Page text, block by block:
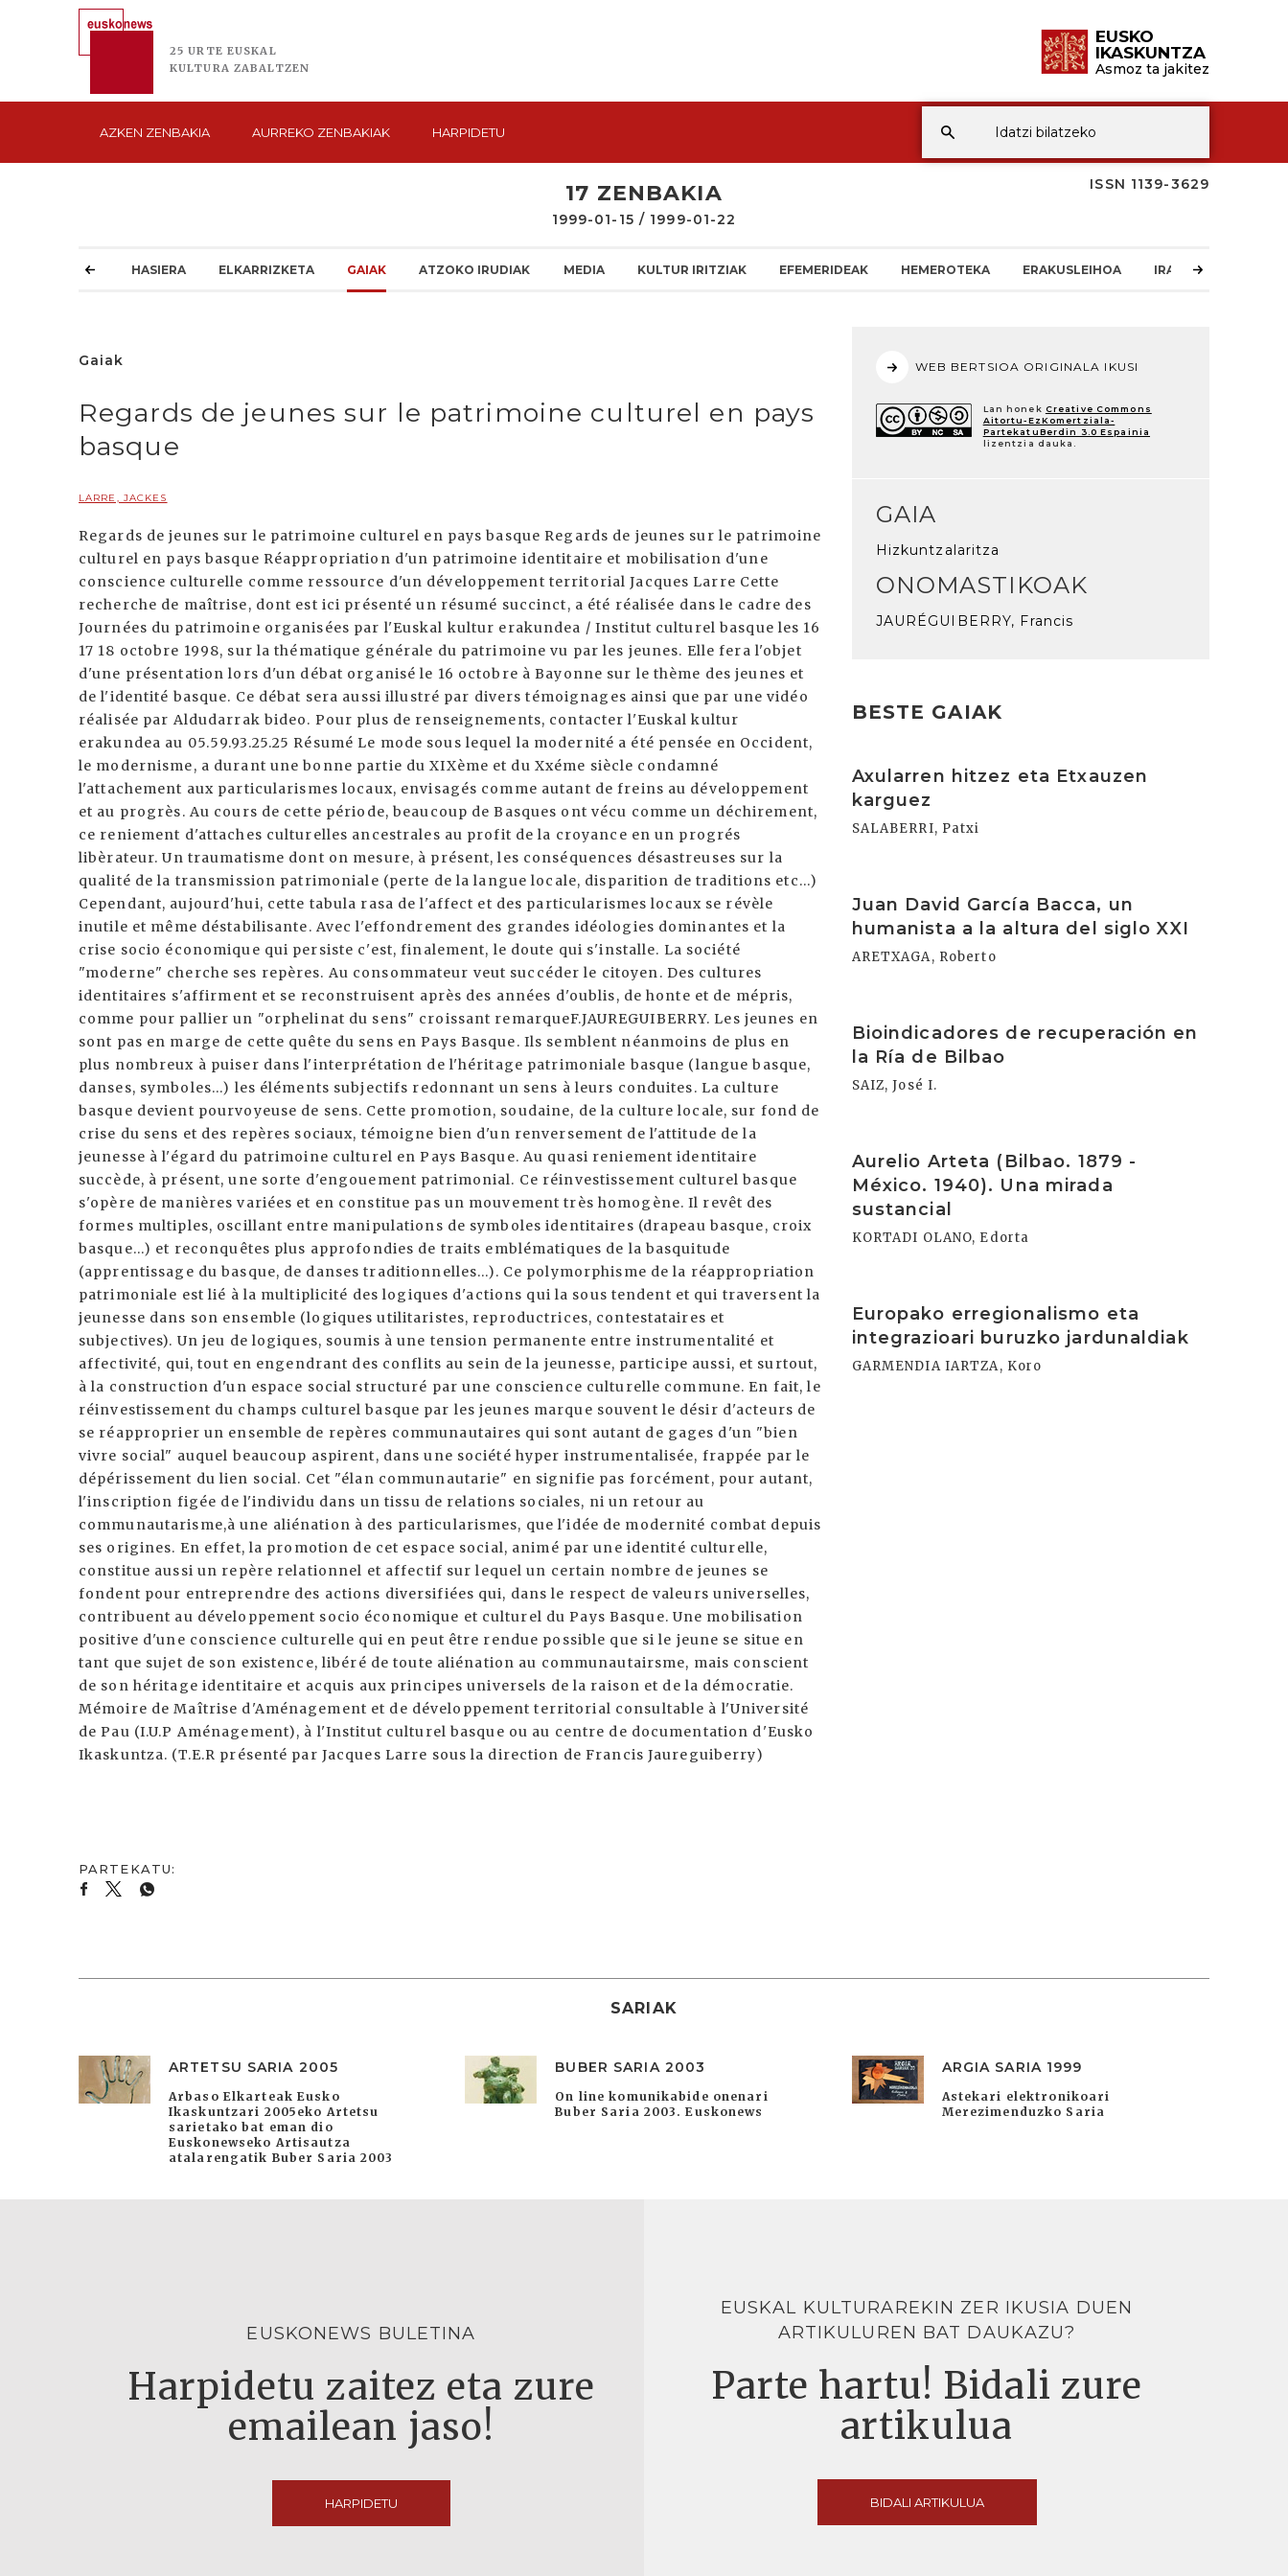
25 URTE EUSKAL
KULTURA ZABALTZEN
EUSKO
IKASKUNTZA
Asmoz ta jakitez
AZKEN ZENBAKIA AURREKO ZENBAKIAK HARPIDETU
ISSN 1139-3629
17 ZENBAKIA
1999-01-15 / 1999-01-22
HASIERA ELKARRIZKETA GAIAK ATZOKO IRUDIAK MEDIA KULTUR IRITZIAK EFEMERIDEAK HEMEROTEKA ERAKUSLEIHOA IRAKURLEAREN
Gaiak
Regards de jeunes sur le patrimoine culturel en pays
basque
LARRE, JACKES
Regards de jeunes sur le patrimoine culturel en pays basque Regards de jeunes sur le patrimoine
culturel en pays basque Réappropriation d'un patrimoine identitaire et mobilisation d'une
conscience culturelle comme ressource d'un développement territorial Jacques Larre Cette
recherche de maîtrise, dont est ici présenté un résumé succinct, a été réalisée dans le cadre des
Journées du patrimoine organisées par l'Euskal kultur erakundea / Institut culturel basque les 16
17 18 octobre 1998, sur la thématique générale du patrimoine vu par les jeunes. Elle fera l'objet
d'une présentation lors d'un débat organisé le 16 octobre à Bayonne sur le thème des jeunes et
de l'identité basque. Ce débat sera aussi illustré par divers témoignages ainsi que par une vidéo
réalisée par Aldudarrak bideo. Pour plus de renseignements, contacter l'Euskal kultur
erakundea au 05.59.93.25.25 Résumé Le mode sous lequel la modernité a été pensée en Occident,
le modernisme, a durant une bonne partie du XIXème et du Xxéme siècle condamné
l'attachement aux particularismes locaux, envisagés comme autant de freins au développement
et au progrès. Au cours de cette période, beaucoup de Basques ont vécu comme un déchirement,
ce reniement d'attaches culturelles ancestrales au profit de la croyance en un progrés
libèrateur. Un traumatisme dont on mesure, à présent, les conséquences désastreuses sur la
qualité de la transmission patrimoniale (perte de la langue locale, disparition de traditions etc...)
Cependant, aujourd'hui, cette tabula rasa de l'affect et des particularismes locaux se révèle
inutile et même déstabilisante. Avec l'effondrement des grandes idéologies dominantes et la
crise socio économique qui persiste c'est, finalement, le doute qui s'installe. La société
"moderne" cherche ses repères. Au consommateur veut succéder le citoyen. Des cultures
identitaires s'affirment et se reconstruisent après des années d'oublis, de honte et de mépris,
comme pour pallier un "orphelinat du sens" croissant remarqueF.JAUREGUIBERRY. Les jeunes en
sont pas en marge de cette quête du sens en Pays Basque. Ils semblent néanmoins de plus en
plus nombreux à puiser dans l'interprétation de l'héritage patrimoniale basque (langue basque,
danses, symboles...) les éléments subjectifs redonnant un sens à leurs conduites. La culture
basque devient pourvoyeuse de sens. Cette promotion, soudaine, de la culture locale, sur fond de
crise du sens et des repères sociaux, témoigne bien d'un renversement de l'attitude de la
jeunesse à l'égard du patrimoine culturel en Pays Basque. Au quasi reniement identitaire
succède, à présent, une sorte d'engouement patrimonial. Ce réinvestissement culturel basque
s'opère de manières variées et en constitue pas un mouvement très homogène. Il revêt des
formes multiples, oscillant entre manipulations de symboles identitaires (drapeau basque, croix
basque...) et reconquêtes plus approfondies de traits emblématiques de la basquitude
(apprentissage du basque, de danses traditionnelles...). Ce polymorphisme de la réappropriation
patrimoniale est lié à la multiplicité des logiques d'actions qui la sous tendent et qui traversent la
jeunesse dans son ensemble (logiques utilitaristes, reproductrices, contestataires et
subjectives). Un jeu de logiques, soumis à une tension permanente entre instrumentalité et
affectivité, qui, tout en engendrant des conflits au sein de la jeunesse, participe aussi, et surtout,
à la construction d'un espace social structuré par une conscience culturelle commune. En fait, le
réinvestissement du champs culturel basque par les jeunes marque souvent le désir d'acteurs de
se réapproprier un ensemble de repères communautaires qui sont autant de gages d'un "bien
vivre social" auquel beaucoup aspirent, dans une société hyper instrumentalisée, frappée par le
dépérissement du lien social. Cet "élan communautarie" en signifie pas forcément, pour autant,
l'inscription figée de l'individu dans un tissu de relations sociales, ni un retour au
communautarisme,à une aliénation à des particularismes, que l'idée de modernité combat depuis
ses origines. En effet, la promotion de cet espace social, animé par une identité culturelle,
constitue aussi un repère relationnel et affectif sur lequel un certain nombre de jeunes se
fondent pour entreprendre des actions diversifiées qui, dans le respect de valeurs universelles,
contribuent au développement socio économique et culturel du Pays Basque. Une mobilisation
positive d'une conscience culturelle qui en peut être rendue possible que si le jeune se situe en
tant que sujet de son existence, libéré de toute aliénation au communautairsme, mais conscient
de son héritage identitaire et acquis aux principes universels de la raison et de la démocratie.
Mémoire de Maîtrise d'Aménagement et de développement territorial consultable à l'Université
de Pau (I.U.P Aménagement), à l'Institut culturel basque ou au centre de documentation d'Eusko
Ikaskuntza. (T.E.R présenté par Jacques Larre sous la direction de Francis Jaureguiberry)
WEB BERTSIOA ORIGINALA IKUSI
Lan honek Creative Commons
Aitortu-EzKomertziala-
PartekatuBerdin 3.0 Espainia
lizentzia dauka.
GAIA
Hizkuntzalaritza
ONOMASTIKOAK
JAURÉGUIBERRY, Francis
BESTE GAIAK
Axularren hitzez eta Etxauzen
karguez
SALABERRI, Patxi
Juan David García Bacca, un
humanista a la altura del siglo XXI
ARETXAGA, Roberto
Bioindicadores de recuperación en
la Ría de Bilbao
SAIZ, José I.
Aurelio Arteta (Bilbao. 1879 -
México. 1940). Una mirada
sustancial
KORTADI OLANO, Edorta
Europako erregionalismo eta
integrazioari buruzko jardunaldiak
GARMENDIA IARTZA, Koro
SARIAK
ARTETSU SARIA 2005
Arbaso Elkarteak Eusko
Ikaskuntzari 2005eko Artetsu
sarietako bat eman dio
Euskonewseko Artisautza
atalarengatik Buber Saria 2003
BUBER SARIA 2003
On line komunikabide onenari
Buber Saria 2003. Euskonews
ARGIA SARIA 1999
Astekari elektronikoari
Merezimenduzko Saria
EUSKONEWS BULETINA
Harpidetu zaitez eta zure
emailean jaso!
HARPIDETU
EUSKAL KULTURAREKIN ZER IKUSIA DUEN
ARTIKULUREN BAT DAUKAZU?
Parte hartu! Bidali zure
artikulua
BIDALI ARTIKULUA